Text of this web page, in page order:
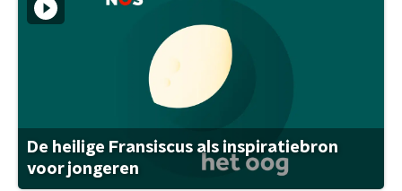
De heilige Fransiscus als inspiratiebron
voor jongeren